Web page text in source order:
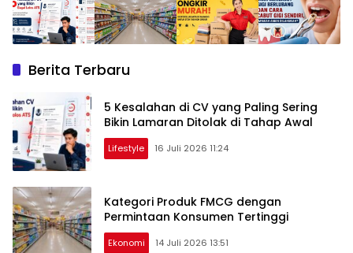
Berita Terbaru
5 Kesalahan di CV yang Paling Sering
Bikin Lamaran Ditolak di Tahap Awal
Lifestyle 16 Juli 2026 11:24
Kategori Produk FMCG dengan
Permintaan Konsumen Tertinggi
Ekonomi 14 Juli 2026 13:51